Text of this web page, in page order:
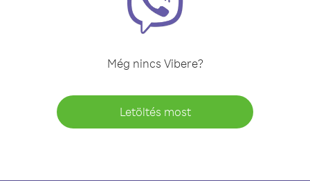
Még nincs Vibere?
Letöltés most